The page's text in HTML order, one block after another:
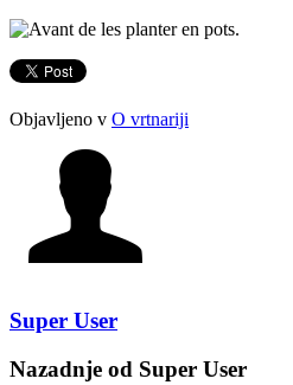
Objavljeno v O vrtnariji
Super User
Nazadnje od Super User